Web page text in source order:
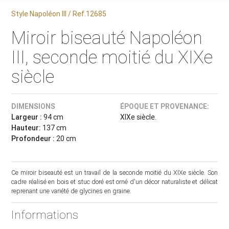
Style Napoléon III / Ref.12685
Miroir biseauté Napoléon
III, seconde moitié du XIXe
siècle
DIMENSIONS
Largeur : 94 cm
Hauteur: 137 cm
Profondeur : 20 cm
ÉPOQUE ET PROVENANCE:
XIXe siècle.
Ce miroir biseauté est un travail de la seconde moitié du XIXe siècle. Son
cadre réalisé en bois et stuc doré est orné d'un décor naturaliste et délicat
reprenant une variété de glycines en graine.
Informations